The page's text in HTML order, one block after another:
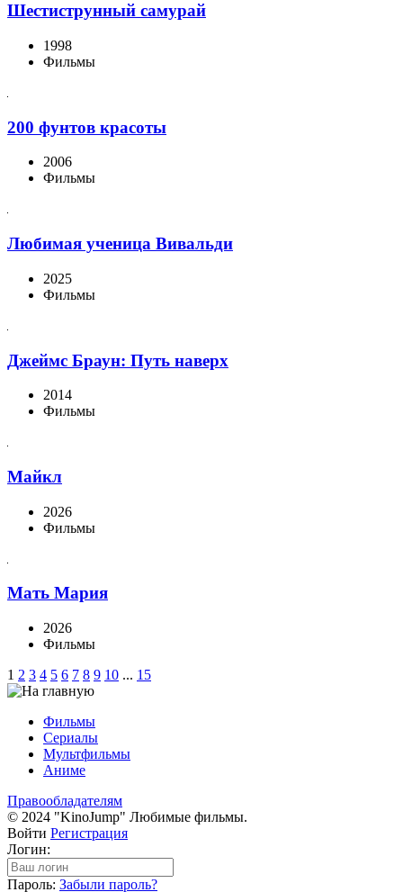
Шестиструнный самурай
1998
Фильмы
200 фунтов красоты
2006
Фильмы
Любимая ученица Вивальди
2025
Фильмы
Джеймс Браун: Путь наверх
2014
Фильмы
Майкл
2026
Фильмы
Мать Мария
2026
Фильмы
1 2 3 4 5 6 7 8 9 10 ... 15
Фильмы
Сериалы
Мультфильмы
Аниме
Правообладателям
© 2024 "KinoJump" Любимые фильмы.
Войти Регистрация
Логин:
Пароль: Забыли пароль?